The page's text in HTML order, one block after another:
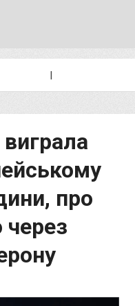
I
про
через